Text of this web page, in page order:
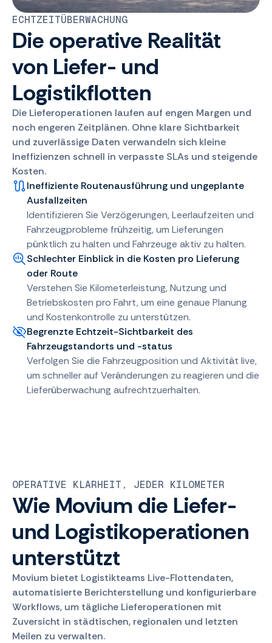
ECHTZEITÜBERWACHUNG
Die operative Realität
von Liefer- und
Logistikflotten
Die Lieferoperationen laufen auf engen Margen und
noch engeren Zeitplänen. Ohne klare Sichtbarkeit
und zuverlässige Daten verwandeln sich kleine
Ineffizienzen schnell in verpasste SLAs und steigende
Kosten.
Ineffiziente Routenausführung und ungeplante
Ausfallzeiten
Identifizieren Sie Verzögerungen, Leerlaufzeiten und
Fahrzeugprobleme frühzeitig, um Lieferungen
pünktlich zu halten und Fahrzeuge aktiv zu halten.
Schlechter Einblick in die Kosten pro Lieferung
oder Route
Verstehen Sie Kilometerleistung, Nutzung und
Betriebskosten pro Fahrt, um eine genaue Planung
und Kostenkontrolle zu unterstützen.
Begrenzte Echtzeit-Sichtbarkeit des
Fahrzeugstandorts und -status
Verfolgen Sie die Fahrzeugposition und Aktivität live,
um schneller auf Veränderungen zu reagieren und die
Lieferüberwachung aufrechtzuerhalten.
OPERATIVE KLARHEIT, JEDER KILOMETER
Wie Movium die Liefer-
und Logistikoperationen
unterstützt
Movium bietet Logistikteams Live-Flottendaten,
automatisierte Berichterstellung und konfigurierbare
Workflows, um tägliche Lieferoperationen mit
Zuversicht in städtischen, regionalen und letzten
Meilen zu verwalten.